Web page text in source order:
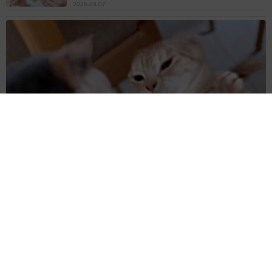
2026.08.07